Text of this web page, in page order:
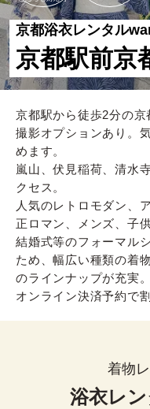
京都浴衣レンタル
京都駅前京
京都駅から徒歩2分の京
撮影オプションあり。
めます。
嵐山、伏見稲荷、清水
クセス。
人気のレトロモダン、
正ロマン、メンズ、子
結婚式等のフォーマル
ため、幅広い種類の着
のラインナップが充実。
オンライン決済予約で
着物
浴衣レ